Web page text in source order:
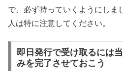
で、必ず持っていくようにしま
人は特に注意してください。
即日発行で受け取るには
みを完了させておこう